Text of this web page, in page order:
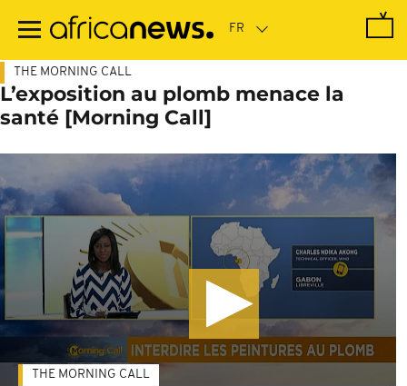
contenu
THE MORNING CALL
L’exposition au plomb menace la
santé [Morning Call]
THE MORNING CALL